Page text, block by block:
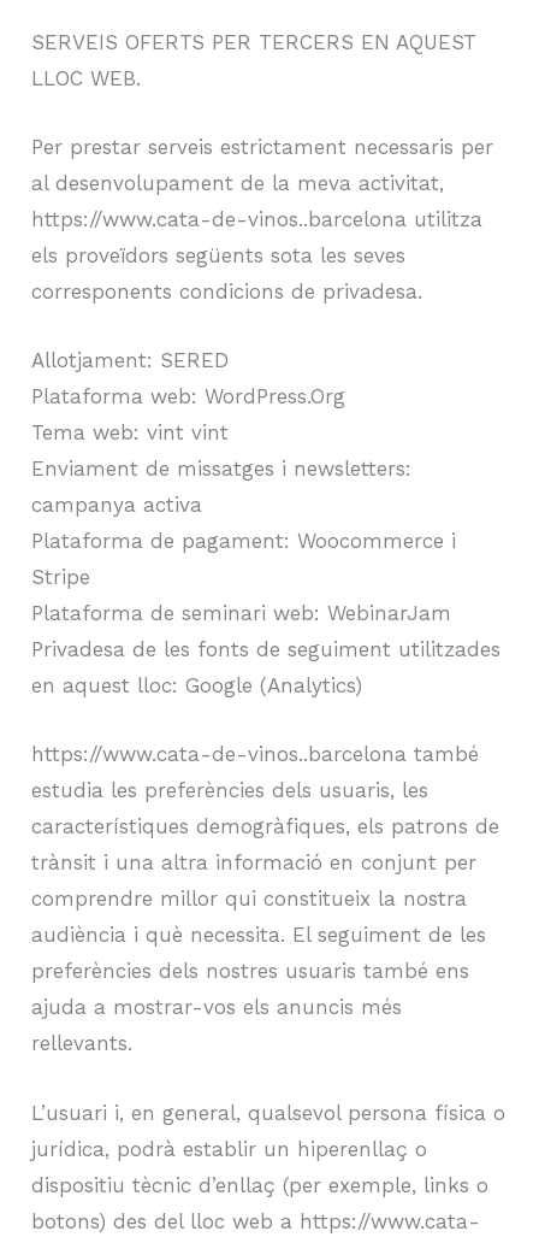
SERVEIS OFERTS PER TERCERS EN AQUEST
LLOC WEB.
Per prestar serveis estrictament necessaris per
al desenvolupament de la meva activitat,
https://www.cata-de-vinos..barcelona utilitza
els proveïdors següents sota les seves
corresponents condicions de privadesa.
Allotjament: SERED
Plataforma web: WordPress.Org
Tema web: vint vint
Enviament de missatges i newsletters:
campanya activa
Plataforma de pagament: Woocommerce i
Stripe
Plataforma de seminari web: WebinarJam
Privadesa de les fonts de seguiment utilitzades
en aquest lloc: Google (Analytics)
https://www.cata-de-vinos..barcelona també
estudia les preferències dels usuaris, les
característiques demogràfiques, els patrons de
trànsit i una altra informació en conjunt per
comprendre millor qui constitueix la nostra
audiència i què necessita. El seguiment de les
preferències dels nostres usuaris també ens
ajuda a mostrar-vos els anuncis més
rellevants.
L’usuari i, en general, qualsevol persona física o
jurídica, podrà establir un hiperenllaç o
dispositiu tècnic d’enllaç (per exemple, links o
botons) des del lloc web a https://www.cata-